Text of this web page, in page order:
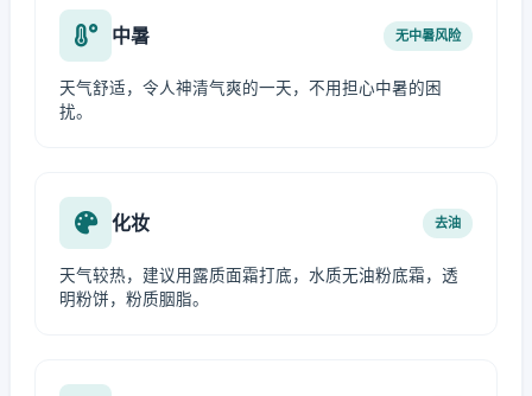
中暑 无中暑风险
天气舒适，令人神清气爽的一天，不用担心中暑的困
扰。
化妆 去油
天气较热，建议用露质面霜打底，水质无油粉底霜，透
明粉饼，粉质胭脂。